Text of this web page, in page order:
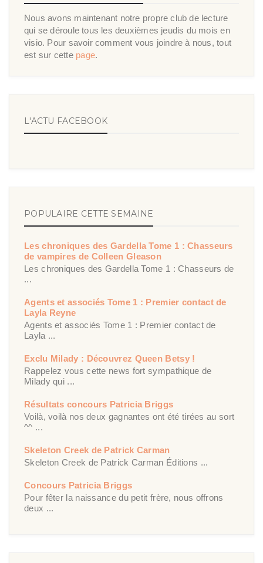
Nous avons maintenant notre propre club de lecture
qui se déroule tous les deuxièmes jeudis du mois en
visio. Pour savoir comment vous joindre à nous, tout
est sur cette page.
L'ACTU FACEBOOK
POPULAIRE CETTE SEMAINE
Les chroniques des Gardella Tome 1 : Chasseurs
de vampires de Colleen Gleason
Les chroniques des Gardella Tome 1 : Chasseurs de
...
Agents et associés Tome 1 : Premier contact de
Layla Reyne
Agents et associés Tome 1 : Premier contact de
Layla ...
Exclu Milady : Découvrez Queen Betsy !
Rappelez vous cette news fort sympathique de
Milady qui ...
Résultats concours Patricia Briggs
Voilà, voilà nos deux gagnantes ont été tirées au sort
^^ ...
Skeleton Creek de Patrick Carman
Skeleton Creek de Patrick Carman Éditions ...
Concours Patricia Briggs
Pour fêter la naissance du petit frère, nous offrons
deux ...